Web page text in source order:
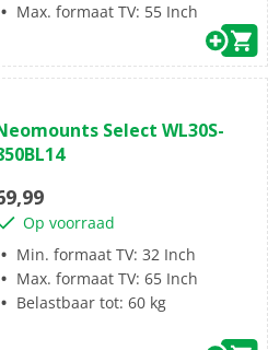
Max. formaat TV: 55 Inch
Select WL30S-
Op voorraad
Min. formaat TV: 32 Inch
Max. formaat TV: 65 Inch
Belastbaar tot: 60 kg